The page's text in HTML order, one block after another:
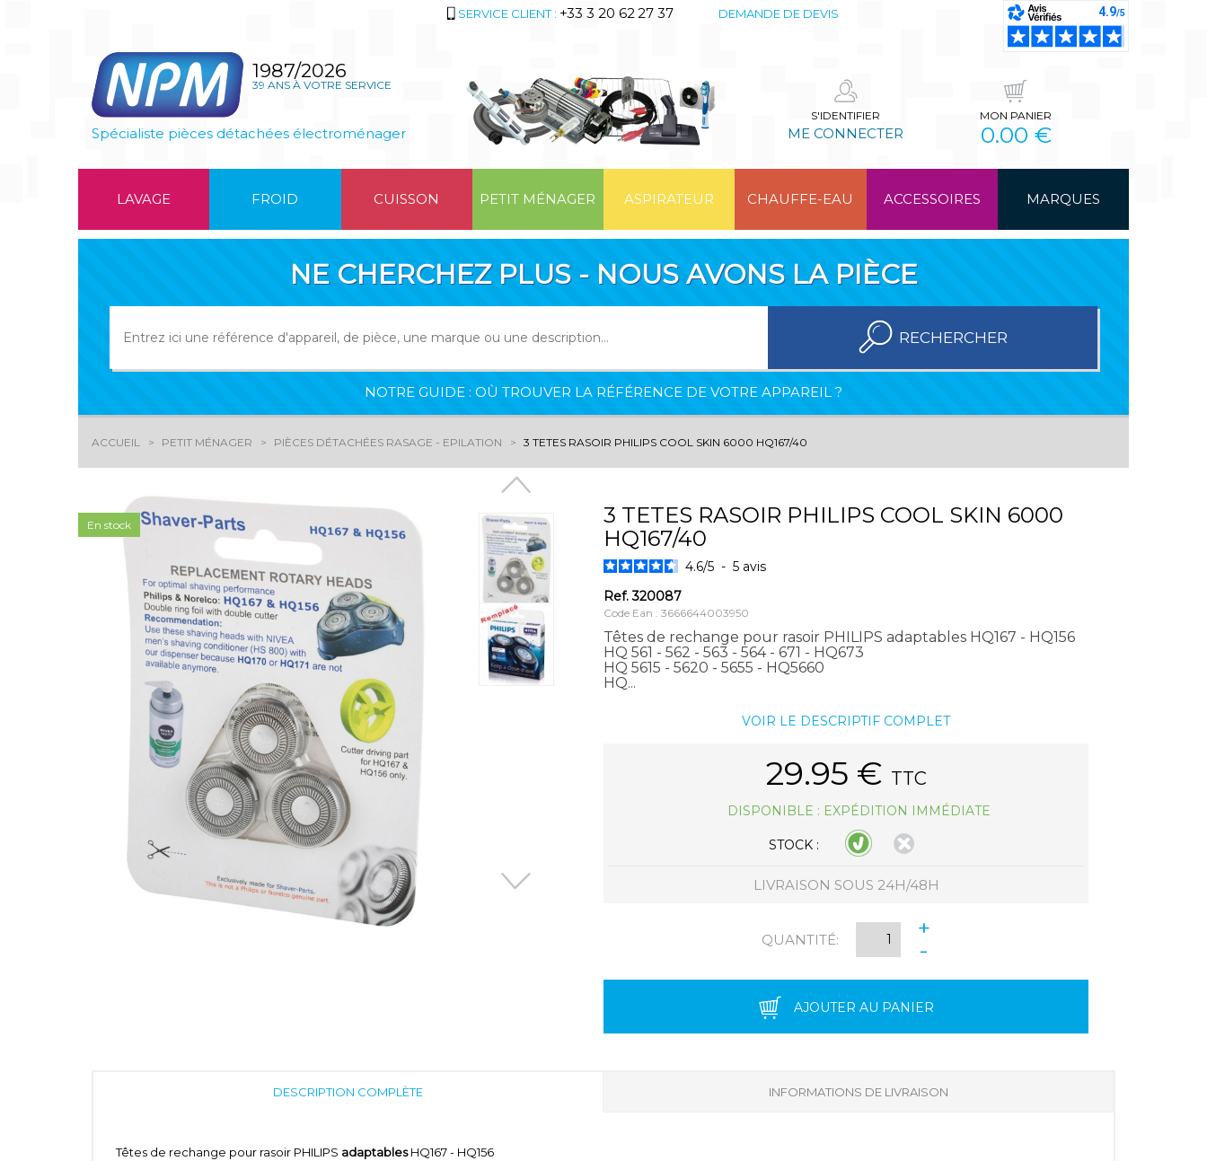
SERVICE CLIENT : +33 3 20 62 27 37 DEMANDE DE DEVIS
1987/2026
39 ANS À VOTRE SERVICE
Spécialiste pièces détachées électroménager
S'IDENTIFIER
ME CONNECTER
MON PANIER
0.00 €
LAVAGE FROID CUISSON PETIT MÉNAGER ASPIRATEUR CHAUFFE-EAU ACCESSOIRES MARQUES
NE CHERCHEZ PLUS - NOUS AVONS LA PIÈCE
RECHERCHER
NOTRE GUIDE : OÙ TROUVER LA RÉFÉRENCE DE VOTRE APPAREIL ?
ACCUEIL PETIT MÉNAGER PIÈCES DÉTACHÉES RASAGE - EPILATION 3 TETES RASOIR PHILIPS COOL SKIN 6000 HQ167/40
En stock
3 TETES RASOIR PHILIPS COOL SKIN 6000
HQ167/40
4.6/5 - 5 avis
Ref.320087
Code Ean : 3666644003950
Têtes de rechange pour rasoir PHILIPS adaptables HQ167 - HQ156
HQ 561 - 562 - 563 - 564 - 671 - HQ673
HQ 5615 - 5620 - 5655 - HQ5660
HQ...
VOIR LE DESCRIPTIF COMPLET
29.95 € TTC
STOCK :
DISPONIBLE : EXPÉDITION IMMÉDIATE
LIVRAISON SOUS 24H/48H
QUANTITÉ:
+
-
AJOUTER AU PANIER
DESCRIPTION COMPLÈTE INFORMATIONS DE LIVRAISON
Têtes de rechange pour rasoir PHILIPS adaptablesHQ167 - HQ156